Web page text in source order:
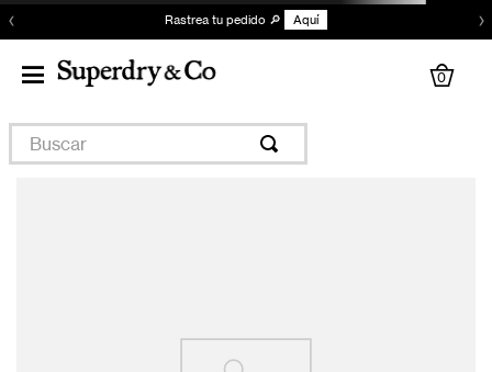
‹ Rastrea tu pedido 🔎 Aquí ›
0
Buscar